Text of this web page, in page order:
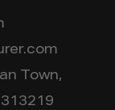
Town,